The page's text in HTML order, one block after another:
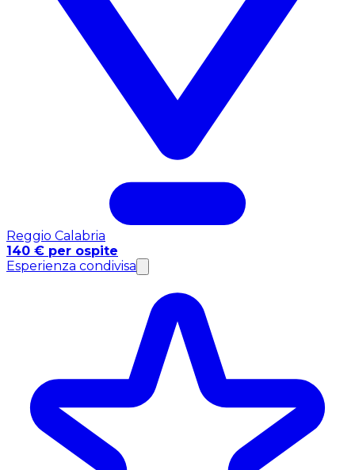
Reggio Calabria
140 € per ospite
Esperienza condivisa